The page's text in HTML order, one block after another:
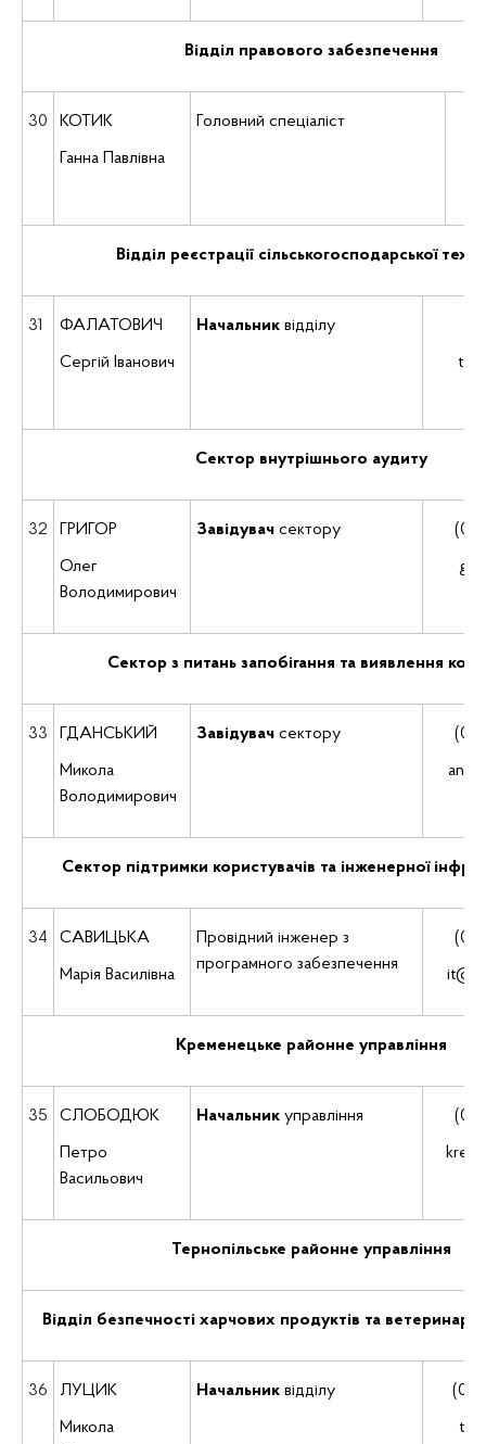
Відділ правового забезпечення
30 КОТИК
Ганна Павлівна
Головний спеціаліст
Відділ реєстрації сільськогосподарської
31 ФАЛАТОВИЧ
Сергій Іванович
Начальник відділу
Сектор внутрішнього аудиту
32 ГРИГОР
Олег
Володимирович
Завідувач сектору
Сектор з питань запобігання та виявлення
33 ГДАНСЬКИЙ
Микола
Володимирович
Завідувач сектору
Сектор підтримки користувачів та інженерної
34 САВИЦЬКА
Марія Василівна
Провідний інженер з
програмного забезпечення
Кременецьке районне управління
35 СЛОБОДЮК
Петро
Васильович
Начальник управління
Тернопільське районне управління
Відділ безпечності харчових продуктів та
36 ЛУЦИК
Микола
Начальник відділу